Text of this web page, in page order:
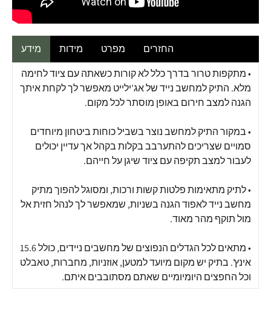
מידע מידות מפרט
החזרים
• מתקפות טרור בדרך כלל לא קורות כשאתה עם ציוד לחימה
מלא. התיק למחשב נייד של אג'ילייט מאפשר לך לקחת איתך
הגנה למצב חירום באופן מוסתר לכל מקום.
• במקור התיק למחשב נוצר בשביל כוחות ביטחון מיוחדים
סמויים שצריכים להתערבב בקלות בקהל אך עדיין יכולים
לעבור למצב תקיפה עם ציוד שיגן על חייהם.
• לתיק מתאימות פלטות קשות ורכות, ומסוגל להפוך מתיק
מחשב נייד לאפוד הגנה בשניות, שמאפשר לך לנהל חזית אל
מול תוקף מהר מאוד.
• מתאים לכל הגדלים הנפוצים של מחשבים ניידים, כולל 15.6
אינץ'. בתיק יש מקום מיועד למטען, אוזניות, מחברות, טאבלט
וכל החפצים היומיומיים שאתם מסתובבים איתם.